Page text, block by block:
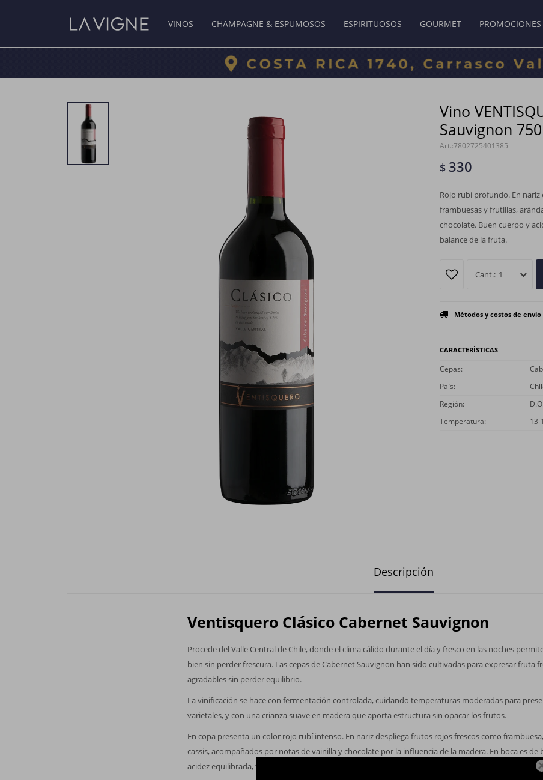
VINOS CHAMPAGNE & ESPUMOSOS ESPIRITUOSOS GOURMET PROMOCIONES
Vino
Sauvignon
7802725401385
$ 330
Rojo rubí profundo. En
frambuesas y frutillas,
chocolate. Buen cuerpo y
balance de la fruta.
1
Métodos y costos de envío
CARACTERÍSTICAS
Cepas
País
Región
Temperatura
13-
Descripción
Ventisquero Clásico Cabernet Sauvignon
Procede del Valle Central de Chile, donde el clima cálido durante el día y fresco en las noches
bien sin perder frescura. Las cepas de Cabernet Sauvignon han sido cultivadas para expresar fruta
agradables sin perder equilibrio.
La vinificación se hace con fermentación controlada, cuidando temperaturas moderadas para
varietales, y con una crianza suave en madera que aporta estructura sin opacar los frutos.
En copa presenta un color rojo rubí intenso. En nariz despliega frutos rojos frescos como
cassis, acompañados por notas de vainilla y chocolate por la influencia de la madera. En boca es de
acidez equilibrada, taninos maduros y un final que conjuga fruta y madera con armonía.